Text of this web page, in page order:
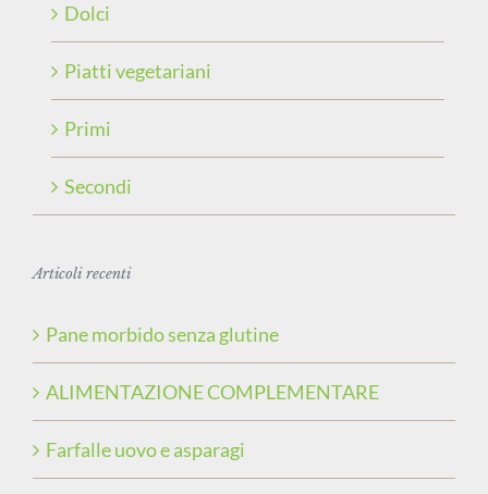
Dolci
Piatti vegetariani
Primi
Secondi
Articoli recenti
Pane morbido senza glutine
ALIMENTAZIONE COMPLEMENTARE
Farfalle uovo e asparagi